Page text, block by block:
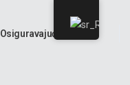
Osiguravajuće kuće